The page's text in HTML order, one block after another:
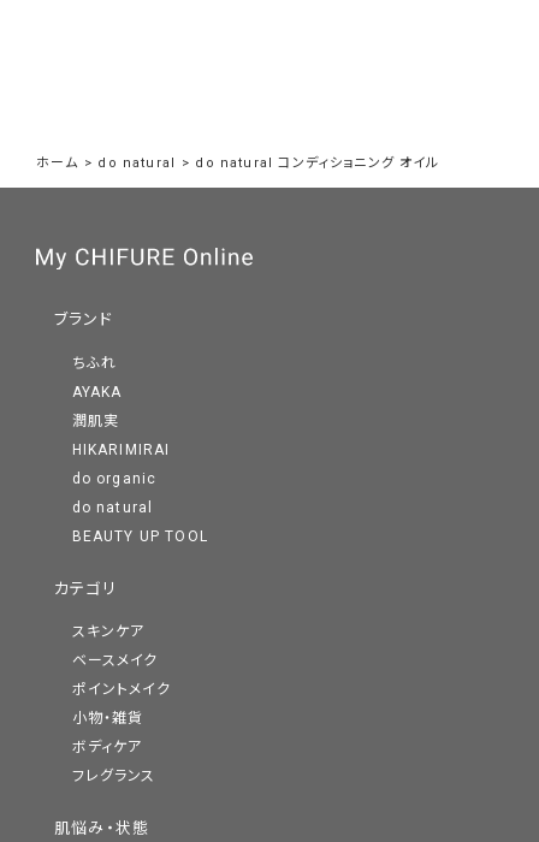
ホーム > do natural > do natural コンディショニング オイル
ブランド
ちふれ
AYAKA
潤肌実
HIKARIMIRAI
do organic
do natural
BEAUTY UP TOOL
カテゴリ
スキンケア
ベースメイク
ポイントメイク
小物・雑貨
ボディケア
フレグランス
肌悩み・状態